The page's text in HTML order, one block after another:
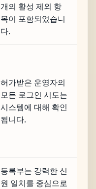
개의 활성 제외 항
목이 포함되었습니
다.
허가받은 운영자의
모든 로그인 시도는
시스템에 대해 확인
됩니다.
등록부는 강력한 신
원 일치를 중심으로